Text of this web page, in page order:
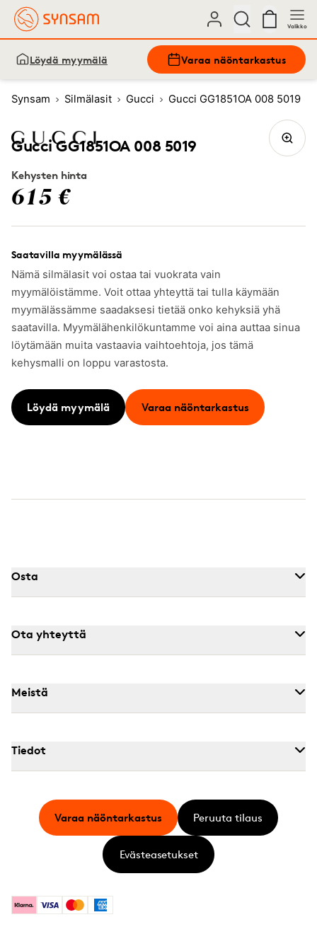
Valikko
Löydä myymälä Varaa näöntarkastus
Synsam Silmälasit Gucci Gucci GG1851OA 008 5019
Gucci GG1851OA 008 5019
Kehysten hinta
615 €
Saatavilla myymälässä
Nämä silmälasit voi ostaa tai vuokrata vain
myymälöistämme. Voit ottaa yhteyttä tai tulla käymään
myymälässämme saadaksesi tietää onko kehyksiä yhä
saatavilla. Myymälähenkilökuntamme voi aina auttaa sinua
löytämään muita vastaavia vaihtoehtoja, jos tämä
kehysmalli on loppu varastosta.
Löydä myymälä Varaa näöntarkastus
Osta
Ota yhteyttä
Meistä
Tiedot
KlarnaVisa MastercardAmerican Express
Varaa näöntarkastus Peruuta tilaus
Evästeasetukset